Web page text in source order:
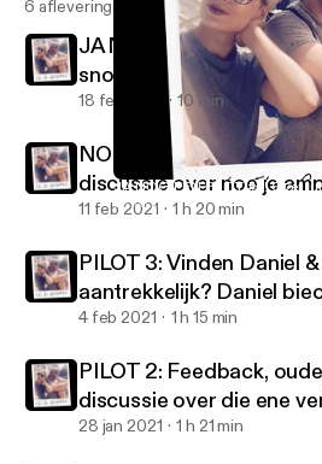
JA NOG EEN PILOT #5! Over
EXINGESPREK
6 afleveringen
JA NOG EEN PILOT #5!
snowboarden, en...
18 feb 2021 10 min
NOG EEN PILOT,
discussie over hoe je
combineert!
11 feb 2021 1 h 20 min
PILOT 3: Vinden Daniel
aantrekkelijk? Daniel
vrouwen tijdens hun
mannen...
4 feb 2021 1 h 15 min
PILOT 2: Feedback,
discussie over die ene
nou jaloers op Monica
28 jan 2021 1 h 21 min